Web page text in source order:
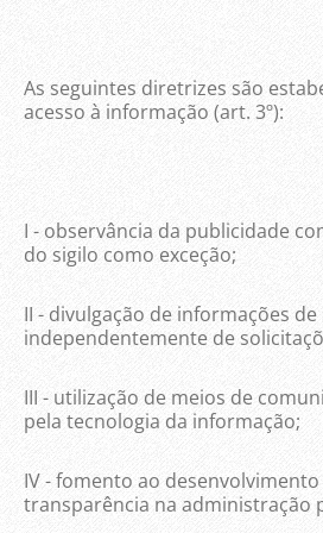
As seguintes diretrizes são
acesso à informação (art. 3º):
I - observância da publicidade
do sigilo como exceção;
II - divulgação de informações
independentemente de
III - utilização de meios de
pela tecnologia da informação;
IV - fomento ao
transparência na administração